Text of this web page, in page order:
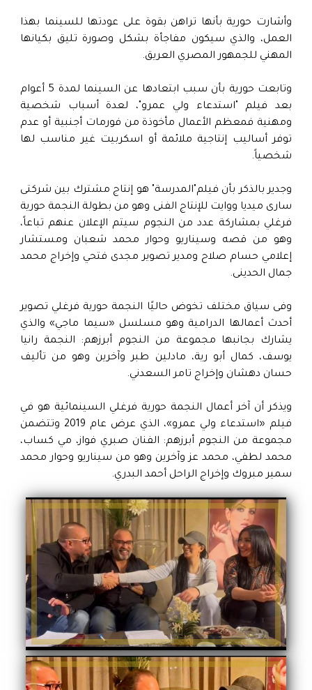
وأشارت حورية بأنها تراهن بقوة على عودتها للسينما بهذا
العمل، والذي سيكون مفاجأة بشكل وصورة تليق بكيانها
المهني للجمهور المصري العريق.
وتابعت حورية بأن سبب ابتعادها عن السينما لمدة 5 أعوام
بعد فيلم "استدعاء ولي عمرو"، لعدة أسباب شخصية
ومهنية فمعظم الأعمال مأخوذة من فورمات أجنبية أو عدم
توفر أساليب إنتاجية ملائمة أو اسكربيت غير مناسب لها
شخصياً.
وجدير بالذكر بأن فيلم"المدرسة" هو إنتاج مشترك بين شركتى
سارى ميديا ووايت للإنتاج الفنى وهو من بطولة النجمة حورية
فرغلي بمشاركة عدد من النجوم سيتم الإعلان عنهم تباعاً،
وهو من قصه وسيناريو وحوار محمد شعبان ومستشار
إعلامي حسام صلاح ومدير تصوير مجدى فتحي وإخراج محمد
جمال الحدينى.
وفى سياق مختلف تخوض حاليًا النجمة حورية فرغلي تصوير
أحدث أعمالها الدرامية وهو مسلسل «سيما ماجي» والذي
يشارك بجانبها مجموعة من النجوم أبرزهم: النجمة رانيا
يوسف، كمال أبو رية، مادلين طبر وآخرين وهو من تأليف
حسان دهشان وإخراج تامر السعدني.
ويذكر أن آخر أعمال النجمة حورية فرغلي السينمائية هو في
فيلم «استدعاء ولي عمرو»، الذي عرض عام 2019 وتتضمن
مجموعة من النجوم أبرزهم: الفنان صبري فواز، مي كساب،
محمد لطفي، محمد عز وآخرين وهو من سيناريو وحوار محمد
سمير مبروك وإخراج الراحل أحمد البدري.